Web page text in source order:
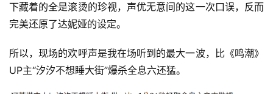
下藏着的全是滚烫的珍视，声优无意间的这一次口误，反而
完美还原了达妮娅的设定。
所以，现场的欢呼声是我在场听到的最大一波，比《鸣潮》
UP主“汐汐不想睡大街”爆杀全息六还猛。